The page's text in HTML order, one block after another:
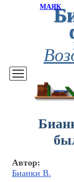
МАЯК
Автор:
Бианки В.